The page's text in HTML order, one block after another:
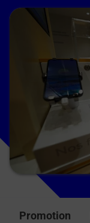
Promotion